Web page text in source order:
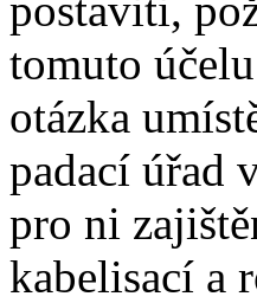
tomuto
otázka
padací úřad
pro ni
kabelisací a